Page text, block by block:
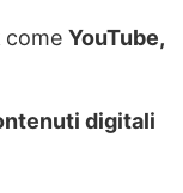
come YouTube,
digitali